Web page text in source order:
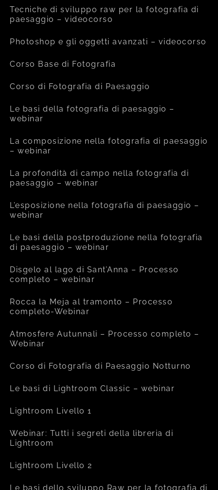
Tecniche di sviluppo raw per la fotografia di
paesaggio – videocorso
Photoshop e gli oggetti avanzati – videocorso
Corso Base di Fotografia
Corso di Fotografia di Paesaggio
Le basi della fotografia di paesaggio –
webinar
La composizione nella fotografia di paesaggio
– webinar
La profondità di campo nella fotografia di
paesaggio – webinar
L’esposizione nella fotografia di paesaggio –
webinar
Le basi della postproduzione nella fotografia
di paesaggio – webinar
Disgelo al lago di Sant’Anna – Processo
completo – webinar
Rocca la Meja al tramonto – Processo
completo-Webinar
Atmosfere Autunnali – Processo completo –
Webinar
Corso di Fotografia di Paesaggio Notturno
Le basi di Lightroom Classic – webinar
Lightroom Livello 1
Webinar: Tutti i segreti della libreria di
Lightroom
Lightroom Livello 2
Le basi dello sviluppo Raw per la fotografia di